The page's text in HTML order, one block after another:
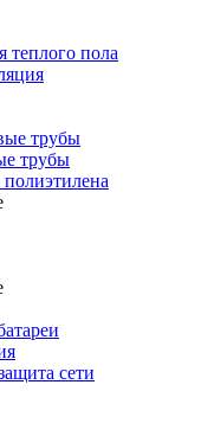
теплого пола
трубы
трубы
сети